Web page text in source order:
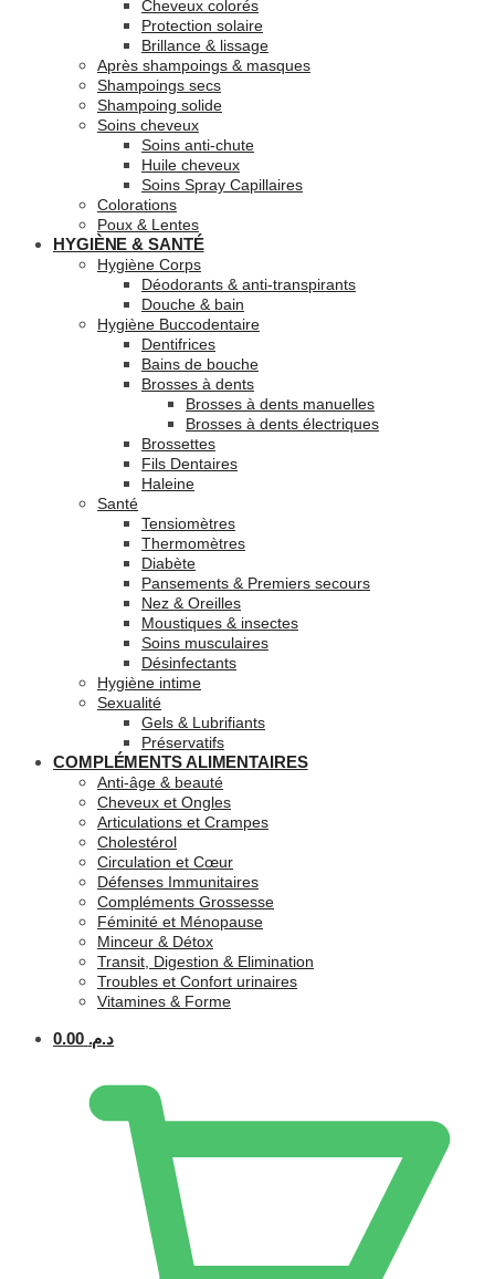
Cheveux colorés
Protection solaire
Brillance & lissage
Après shampoings & masques
Shampoings secs
Shampoing solide
Soins cheveux
Soins anti-chute
Huile cheveux
Soins Spray Capillaires
Colorations
Poux & Lentes
HYGIÈNE & SANTÉ
Hygiène Corps
Déodorants & anti-transpirants
Douche & bain
Hygiène Buccodentaire
Dentifrices
Bains de bouche
Brosses à dents
Brosses à dents manuelles
Brosses à dents électriques
Brossettes
Fils Dentaires
Haleine
Santé
Tensiomètres
Thermomètres
Diabète
Pansements & Premiers secours
Nez & Oreilles
Moustiques & insectes
Soins musculaires
Désinfectants
Hygiène intime
Sexualité
Gels & Lubrifiants
Préservatifs
COMPLÉMENTS ALIMENTAIRES
Anti-âge & beauté
Cheveux et Ongles
Articulations et Crampes
Cholestérol
Circulation et Cœur
Défenses Immunitaires
Compléments Grossesse
Féminité et Ménopause
Minceur & Détox
Transit, Digestion & Elimination
Troubles et Confort urinaires
Vitamines & Forme
د.م. 0.00